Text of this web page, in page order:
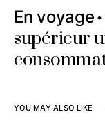
En voyage
supérieur
YOU MAY ALSO LIKE